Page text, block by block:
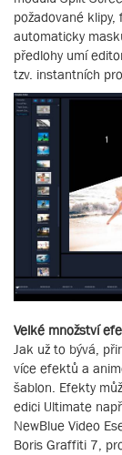
požadované
automaticky
předlohy umí
tzv. instantních
Velké množství
Jak už to bývá,
více efektů a
šablon. Efekty
edici Ultimate
NewBlue Video
Boris Graffiti 7,